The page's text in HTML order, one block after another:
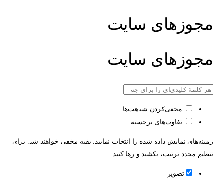
مجوزهای سایت
مجوزهای سایت
مخفی‌کردن شباهت‌ها
تفاوت‌های برجسته
زمینه‌های نمایش داده شده را انتخاب نمایید. بقیه مخفی خواهند شد. برای
تنظیم مجدد ترتیب، بکشید و رها کنید.
تصویر